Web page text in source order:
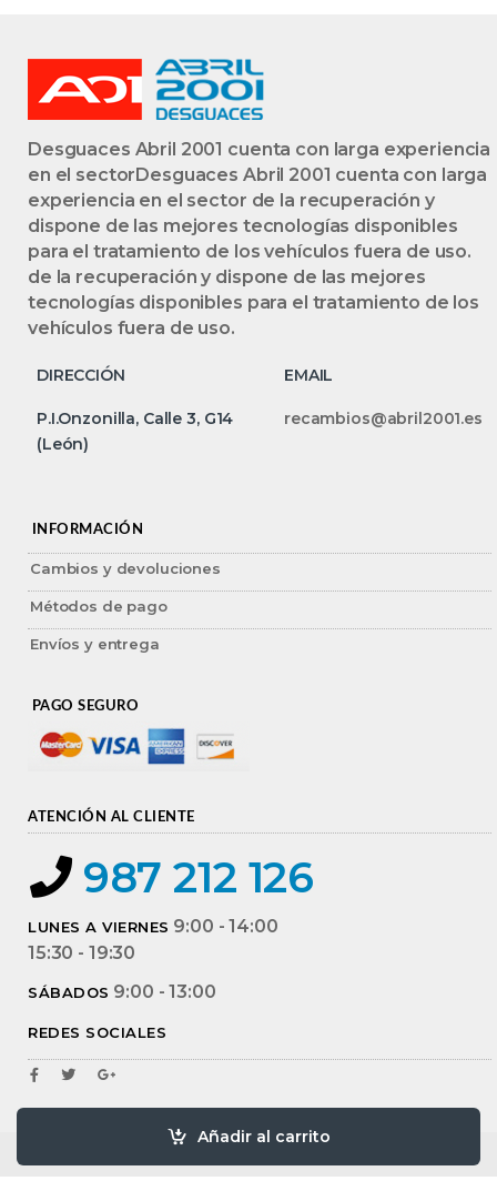
Añadir al carrito
Desguaces Abril 2001 cuenta con larga experiencia
en el sectorDesguaces Abril 2001 cuenta con larga
experiencia en el sector de la recuperación y
dispone de las mejores tecnologías disponibles
para el tratamiento de los vehículos fuera de uso.
de la recuperación y dispone de las mejores
tecnologías disponibles para el tratamiento de los
vehículos fuera de uso.
DIRECCIÓN EMAIL
P.I.Onzonilla, Calle 3, G14
(León)
recambios@abril2001.es
INFORMACIÓN
Cambios y devoluciones
Métodos de pago
Envíos y entrega
PAGO SEGURO
ATENCIÓN AL CLIENTE
987 212 126
LUNES A VIERNES 9:00 - 14:00
15:30 - 19:30
SÁBADOS 9:00 - 13:00
REDES SOCIALES